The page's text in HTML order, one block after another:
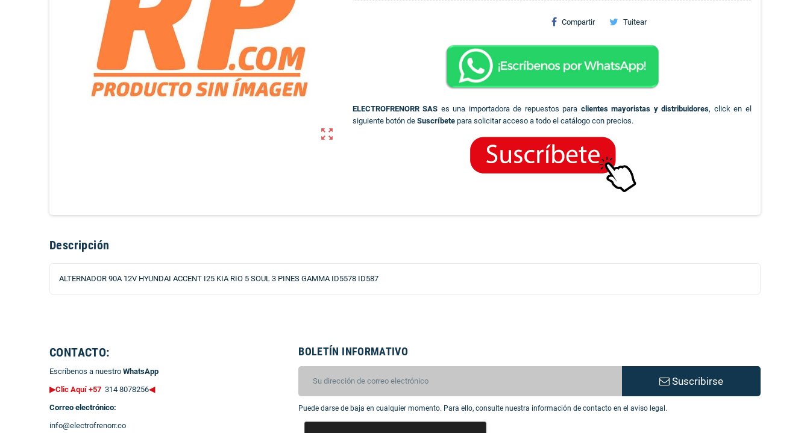
zoom_out_map
Compartir Tuitear
ELECTROFRENORR SAS es una importadora de repuestos para clientes mayoristas y distribuidores, click en el
siguiente botón de Suscríbetepara solicitar acceso a todo el catálogo con precios.
Descripción
ALTERNADOR 90A 12V HYUNDAI ACCENT I25 KIA RIO 5 SOUL 3 PINES GAMMA ID5578 ID587
CONTACTO:
Escríbenos a nuestro WhatsApp
▶Clic Aquí +57 314 8078256◀
Correo electrónico:
info@electrofrenorr.co
BOLETÍN INFORMATIVO
Suscribirse
Puede darse de baja en cualquier momento. Para ello, consulte nuestra información de contacto en el aviso legal.